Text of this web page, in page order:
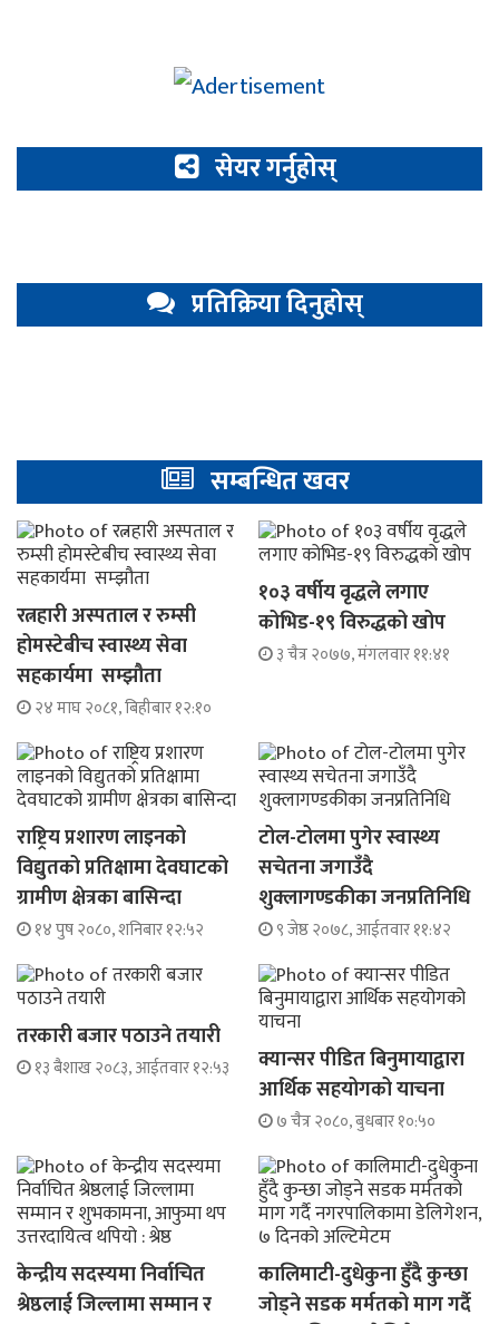
सेयर गर्नुहोस्
प्रतिक्रिया दिनुहोस्
सम्बन्धित खवर
रत्नहारी अस्पताल र रुम्सी
होमस्टेबीच स्वास्थ्य सेवा
सहकार्यमा सम्झौता
२४ माघ २०८१, बिहीबार १२:१०
१०३ वर्षीय वृद्धले लगाए
कोभिड-१९ विरुद्धको खोप
३ चैत्र २०७७, मंगलवार ११:४१
राष्ट्रिय प्रशारण लाइनको
विद्युतको प्रतिक्षामा देवघाटको
ग्रामीण क्षेत्रका बासिन्दा
१४ पुष २०८०, शनिबार १२:५२
टोल-टोलमा पुगेर स्वास्थ्य
सचेतना जगाउँदै
शुक्लागण्डकीका जनप्रतिनिधि
९ जेष्ठ २०७८, आईतवार ११:४२
तरकारी बजार पठाउने तयारी
१३ बैशाख २०८३, आईतवार १२:५३
क्यान्सर पीडित बिनुमायाद्वारा
आर्थिक सहयोगको याचना
७ चैत्र २०८०, बुधबार १०:५०
केन्द्रीय सदस्यमा निर्वाचित
श्रेष्ठलाई जिल्लामा सम्मान र
कालिमाटी-दुधेकुना हुँदै कुन्छा
जोड्ने सडक मर्मतको माग गर्दै